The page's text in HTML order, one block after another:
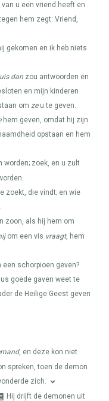
u een vriend heeft en
hem zegt: Vriend,
gekomen en ik heb niets
dan zou antwoorden en
en mijn kinderen
om zeu te geven.
hem geven, omdat hij zijn
opstaan en hem
worden; zoek, en u zult
zoekt, die vindt; en wie
zoon, als hij hem om
om een vis vraagt, hem
schorpioen geven?
goede gaven weet te
de Heilige Geest geven
, en deze kon niet
spreken, toen de demon
zich.
Hij drijft de demonen uit